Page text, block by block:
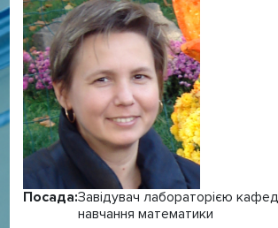
Посада:Завідувач лабораторією
навчання математики